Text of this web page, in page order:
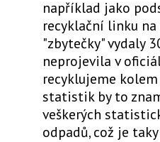
například jako
recyklační linku
"zbytečky" vydaly
neprojevila v
recyklujeme
statistik by to
veškerých
odpadů, což je